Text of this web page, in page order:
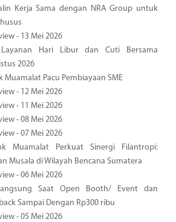
Kerja Sama dengan NRA Group untuk
- 13 Mei 2026
Layanan Hari Libur dan Cuti Bersama
2026
Muamalat Pacu Pembiayaan SME
- 12 Mei 2026
- 11 Mei 2026
- 08 Mei 2026
- 07 Mei 2026
Muamalat Perkuat Sinergi Filantropi:
Musala di Wilayah Bencana Sumatera
- 06 Mei 2026
Saat Open Booth/ Event dan
Sampai Dengan Rp300 ribu
- 05 Mei 2026